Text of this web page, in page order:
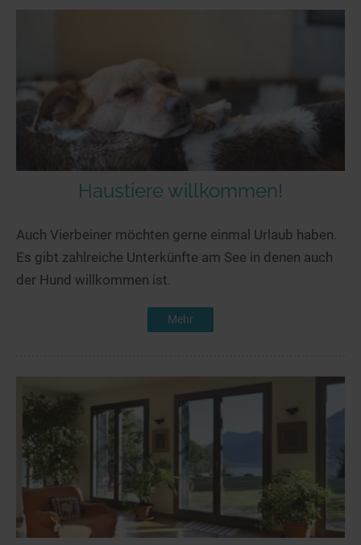
Haustiere willkommen!
Auch Vierbeiner möchten gerne einmal Urlaub haben.
Es gibt zahlreiche Unterkünfte am See in denen auch
der Hund willkommen ist.
Mehr